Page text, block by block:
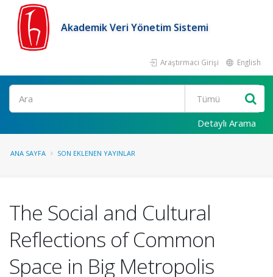
Akademik Veri Yönetim Sistemi
Araştırmacı Girişi English
Ara
Detaylı Arama
ANA SAYFA SON EKLENEN YAYINLAR
The Social and Cultural
Reflections of Common
Space in Big Metropolis